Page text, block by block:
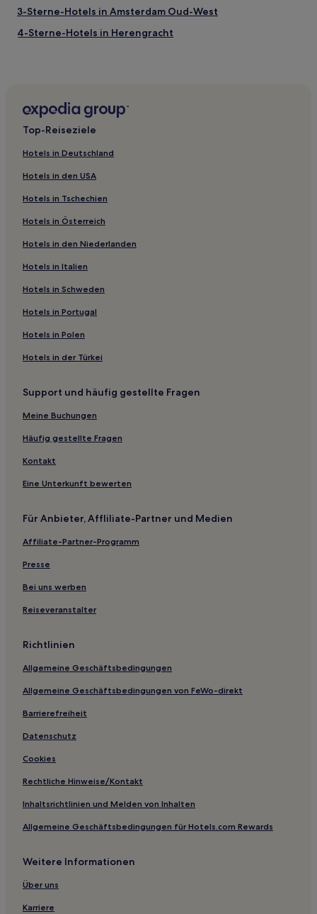
3-Sterne-Hotels in Amsterdam Oud-West
4-Sterne-Hotels in Herengracht
3-Sterne-Hotels in Zuideramstel
4-Sterne-Hotels in Die Neun Straßen
3-Sterne-Hotels in Nes
Gasthäuser in Herengracht
Hostels in Herengracht
Gasthäuser in Die Neun Straßen
Hostels in Nes
Gasthäuser in Nes
B&B in Rijnstraat
Hostels in Altstadt
Gasthäuser in Ten Kate Markt
Hostels in ArenAPoort
Gasthäuser in Amsterdam
Gasthäuser in Amsterdam Oud-Zuid
Business nahe Amstel Business Park
Günstige nahe Amstel Business Park
Luxus in Nieuw-West
Hotels mit Parkplatz in Nieuw-West
Hotels mit inbegriffenem Frühstück in Altstadt
Luxus nahe Die Neun Straßen
Boutique- nahe Die Neun Straßen
Hotels mit inbegriffenem Frühstück nahe Die Neun
Hotels mit Pool nahe Nes
Hotels mit Wellnessbereich nahe Nes
Lgbtqia-Freundliche nahe Herengracht
Boutique- nahe Herengracht
Top-Reiseziele
Hotels in Deutschland
Hotels in den USA
Hotels in Tschechien
Hotels in Österreich
Hotels in den Niederlanden
Hotels in Italien
Hotels in Schweden
Hotels in Portugal
Hotels in Polen
Hotels in der Türkei
Support und häufig gestellte Fragen
Meine Buchungen
Häufig gestellte Fragen
Kontakt
Eine Unterkunft bewerten
Für Anbieter, Affliliate-Partner und Medien
Affiliate-Partner-Programm
Presse
Bei uns werben
Reiseveranstalter
Richtlinien
Allgemeine Geschäftsbedingungen
Allgemeine Geschäftsbedingungen von FeWo-direkt
Barrierefreiheit
Datenschutz
Cookies
Rechtliche Hinweise/Kontakt
Inhaltsrichtlinien und Melden von Inhalten
Allgemeine Geschäftsbedingungen für Hotels.com Rewards
Weitere Informationen
Über uns
Karriere